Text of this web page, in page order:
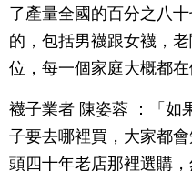
了產量全國的百分之八
的，包括男襪跟女襪，
位，每一個家庭大概都在
襪子業者 陳姿蓉 ：「如
子要去哪裡買，大家都
頭四十年老店那裡選購，